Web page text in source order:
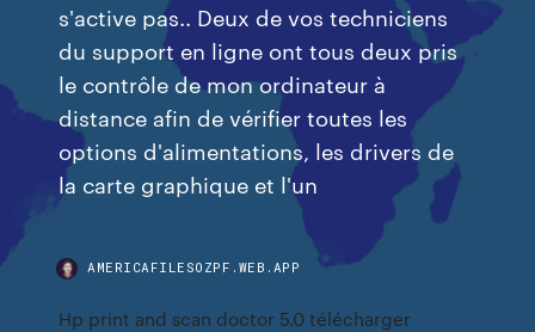
s'active pas.. Deux de vos techniciens
du support en ligne ont tous deux pris
le contrôle de mon ordinateur à
distance afin de vérifier toutes les
options d'alimentations, les drivers de
la carte graphique et l'un
AMERICAFILESOZPF.WEB.APP
Hp print and scan doctor 5.0 télécharger